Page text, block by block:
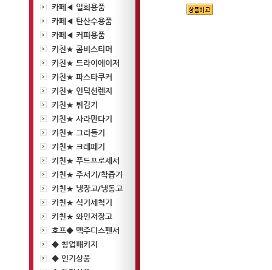
카페◀ 일회용품
카페◀ 탄산수용품
카페◀ 커피용품
키친★ 콤비스티머
키친★ 드라이에이저
키친★ 파스타쿠커
키친★ 인덕션렌지
키친★ 튀김기
키친★ 사라만다기
키친★ 그리들기
키친★ 크레페기
키친★ 푸드프로세서
키친★ 주서기/착즙기
키친★ 냉장고/냉동고
키친★ 식기세척기
키친★ 와인저장고
호프◆ 맥주디스펜서
◆ 창업패키지
◆ 인기상품